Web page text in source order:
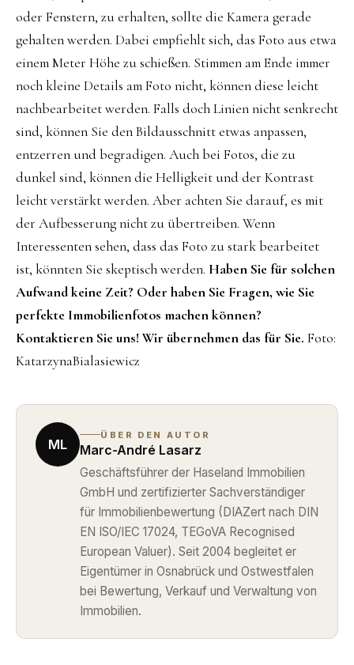
oder Fenstern, zu erhalten, sollte die Kamera gerade
gehalten werden. Dabei empfiehlt sich, das Foto aus etwa
einem Meter Höhe zu schießen. Stimmen am Ende immer
noch kleine Details am Foto nicht, können diese leicht
nachbearbeitet werden. Falls doch Linien nicht senkrecht
sind, können Sie den Bildausschnitt etwas anpassen,
entzerren und begradigen. Auch bei Fotos, die zu
dunkel sind, können die Helligkeit und der Kontrast
leicht verstärkt werden. Aber achten Sie darauf, es mit
der Aufbesserung nicht zu übertreiben. Wenn
Interessenten sehen, dass das Foto zu stark bearbeitet
ist, könnten Sie skeptisch werden. Haben Sie für solchen
Aufwand keine Zeit? Oder haben Sie Fragen, wie Sie
perfekte Immobilienfotos machen können?
Kontaktieren Sie uns! Wir übernehmen das für Sie. Foto:
KatarzynaBialasiewicz
ML
ÜBER DEN AUTOR
Marc-André Lasarz
Geschäftsführer der Haseland Immobilien
GmbH und zertifizierter Sachverständiger
für Immobilienbewertung (DIAZert nach DIN
EN ISO/IEC 17024, TEGoVA Recognised
European Valuer). Seit 2004 begleitet er
Eigentümer in Osnabrück und Ostwestfalen
bei Bewertung, Verkauf und Verwaltung von
Immobilien.